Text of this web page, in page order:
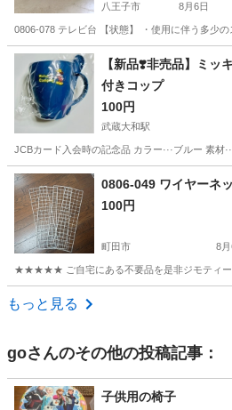
八王子市 8月6日
0806-078 テレビ台 【状態】 ・使用に伴う多少
東京 八王子市 収納家具 現地
【新品❣️非売品】ミッ
付きコップ
100円
武蔵大和駅
JCBカード入会時の記念品 カラー···ブルー 素
東京 東大和市 0806-049 ワイヤーネ
100円
町田市 8月
★★★★★ ご自宅にある不要品を是非ジモティー
東京 町田市
もっと見る
goさんのその他の投稿記事：
子供用の椅子